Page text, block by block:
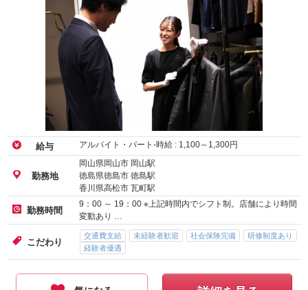
給与 アルバイト・パート-時給 : 1,100～ 1,300円
勤務地
岡山県岡山市 岡山駅
徳島県徳島市 徳島駅
香川県高松市 瓦町駅
勤務時間
9：00 ～ 19：00 ※上記時間内でシフト制。店舗により時間
変動あり …
こだわり
交通費支給 未経験者歓迎 社会保険完備
研修制度あり
経験者優遇